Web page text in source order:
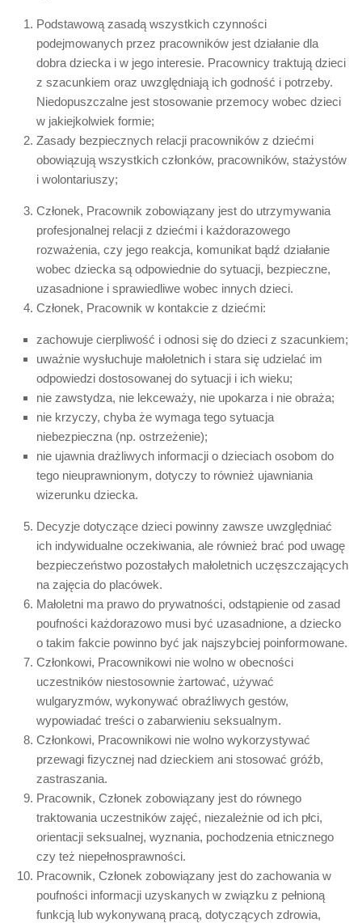
Podstawową zasadą wszystkich czynności
podejmowanych przez pracowników jest działanie dla
dobra dziecka i w jego interesie. Pracownicy traktują dzieci
z szacunkiem oraz uwzględniają ich godność i potrzeby.
Niedopuszczalne jest stosowanie przemocy wobec dzieci
w jakiejkolwiek formie;
Zasady bezpiecznych relacji pracowników z dziećmi
obowiązują wszystkich członków, pracowników, stażystów
i wolontariuszy;
Członek, Pracownik zobowiązany jest do utrzymywania
profesjonalnej relacji z dziećmi i każdorazowego
rozważenia, czy jego reakcja, komunikat bądź działanie
wobec dziecka są odpowiednie do sytuacji, bezpieczne,
uzasadnione i sprawiedliwe wobec innych dzieci.
Członek, Pracownik w kontakcie z dziećmi:
zachowuje cierpliwość i odnosi się do dzieci z szacunkiem;
uważnie wysłuchuje małoletnich i stara się udzielać im
odpowiedzi dostosowanej do sytuacji i ich wieku;
nie zawstydza, nie lekceważy, nie upokarza i nie obraża;
nie krzyczy, chyba że wymaga tego sytuacja
niebezpieczna (np. ostrzeżenie);
nie ujawnia drażliwych informacji o dzieciach osobom do
tego nieuprawnionym, dotyczy to również ujawniania
wizerunku dziecka.
Decyzje dotyczące dzieci powinny zawsze uwzględniać
ich indywidualne oczekiwania, ale również brać pod uwagę
bezpieczeństwo pozostałych małoletnich uczęszczających
na zajęcia do placówek.
Małoletni ma prawo do prywatności, odstąpienie od zasad
poufności każdorazowo musi być uzasadnione, a dziecko
o takim fakcie powinno być jak najszybciej poinformowane.
Członkowi, Pracownikowi nie wolno w obecności
uczestników niestosownie żartować, używać
wulgaryzmów, wykonywać obraźliwych gestów,
wypowiadać treści o zabarwieniu seksualnym.
Członkowi, Pracownikowi nie wolno wykorzystywać
przewagi fizycznej nad dzieckiem ani stosować gróźb,
zastraszania.
Pracownik, Członek zobowiązany jest do równego
traktowania uczestników zajęć, niezależnie od ich płci,
orientacji seksualnej, wyznania, pochodzenia etnicznego
czy też niepełnosprawności.
Pracownik, Członek zobowiązany jest do zachowania w
poufności informacji uzyskanych w związku z pełnioną
funkcją lub wykonywaną pracą, dotyczących zdrowia,